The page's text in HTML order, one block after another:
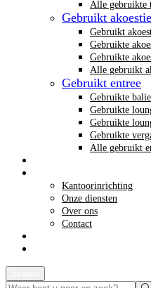
Alle gebruikte
Gebruikt
Gebruikt
Gebruikte
Gebruikte
Alle gebruikt
Gebruikt entree
Gebruikte
Gebruikte
Gebruikte
Gebruikte
Alle gebruikt
Kantoorinrichting
Onze diensten
Over ons
Contact